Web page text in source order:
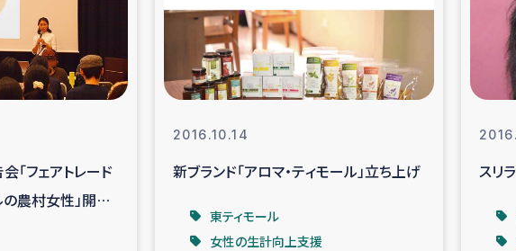
北女性をつなぐサリー・リサイクル・プロジ
ェクト
復興支
ガザ人道支援 令和6年能登半
避難民への物資配付および教育支援 ミャンマ
「フェアトレード
農村女性」開催
2016.10.14
新ブランド「アロマ・ティモール」立ち上げ
東ティモール
女性の生計向上支援
スリ